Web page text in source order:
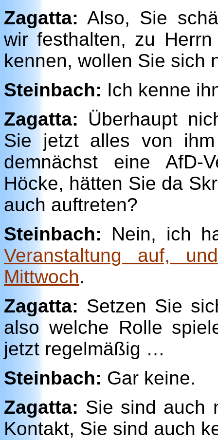
Zagatta: Also, Sie
wir festhalten, zu
kennen, wollen Sie sich
Steinbach: Ich kenne
Zagatta: Überhaupt
Sie jetzt alles von
demnächst eine AfD-
Höcke, hätten Sie da
auch auftreten?
Steinbach: Nein, ich
Veranstaltung auf,
Mittwoch.
Zagatta: Setzen Sie
also welche Rolle
jetzt regelmäßig …
Steinbach: Gar keine.
Zagatta: Sie sind auch
Kontakt, Sie sind auch